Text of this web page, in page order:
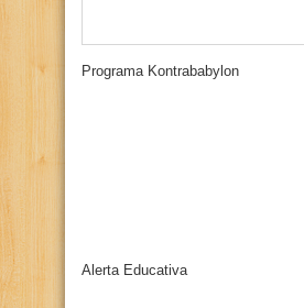
Programa Kontrababylon
Alerta Educativa